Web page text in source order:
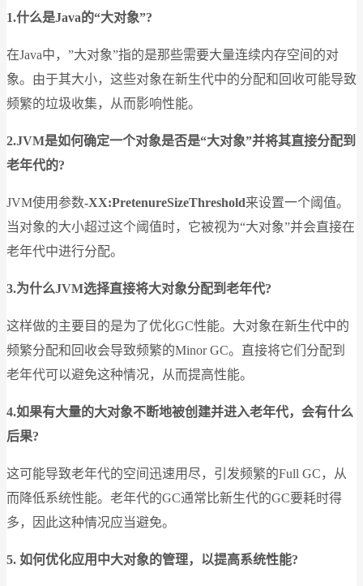
1.什么是Java的“大对象”?
在Java中，”大对象”指的是那些需要大量连续内存空间的对
象。由于其大小，这些对象在新生代中的分配和回收可能导致
频繁的垃圾收集，从而影响性能。
2.JVM是如何确定一个对象是否是“大对象”并将其直接分配到
老年代的?
JVM使用参数-XX:PretenureSizeThreshold来设置一个阈值。
当对象的大小超过这个阈值时，它被视为“大对象”并会直接在
老年代中进行分配。
3.为什么JVM选择直接将大对象分配到老年代?
这样做的主要目的是为了优化GC性能。大对象在新生代中的
频繁分配和回收会导致频繁的Minor GC。直接将它们分配到
老年代可以避免这种情况，从而提高性能。
4.如果有大量的大对象不断地被创建并进入老年代，会有什么
后果?
这可能导致老年代的空间迅速用尽，引发频繁的Full GC，从
而降低系统性能。老年代的GC通常比新生代的GC要耗时得
多，因此这种情况应当避免。
5. 如何优化应用中大对象的管理，以提高系统性能?